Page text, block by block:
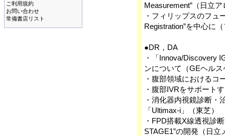
ご利用規約
お問い合わせ
常備書店リスト
Measurement”（日立ア
・フィリップスのフュ
Registration”を中心に
●DR，DA
・「Innova/Discovery
ンについて（GEヘルス
・腹部領域におけるコ
・腹部IVRをサポート
・消化器内視鏡診断・
「Ultimax-i」（東芝）
・FPD搭載X線透視診
STAGE1”の開発（日立